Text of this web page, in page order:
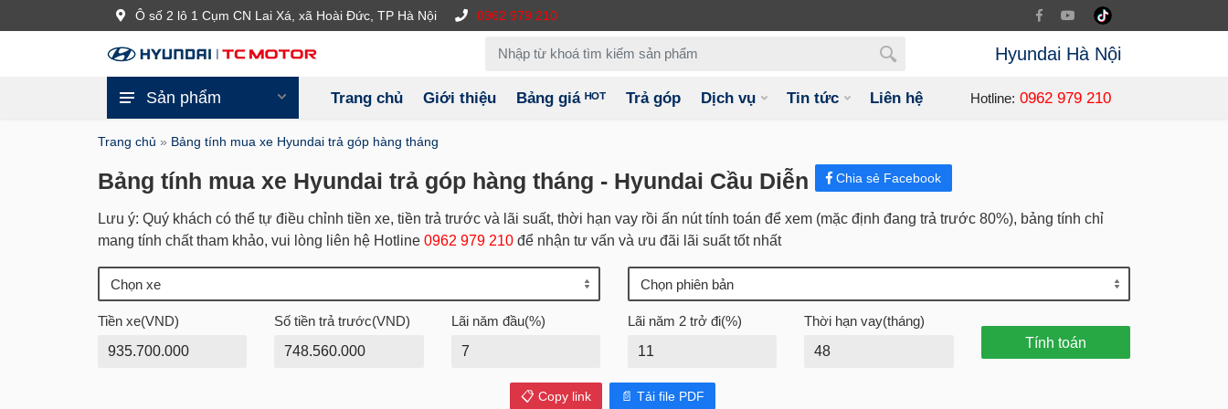
Ô số 2 lô 1 Cụm CN Lai Xá, xã Hoài Đức, TP Hà Nội 0962 979 210
Sản phẩm Trang chủ Giới thiệu Bảng giá ᴴᴼᵀ Trả góp Dịch vụ Tin tức Liên hệ Hotline: 0962 979 210
Hyundai Hà Nội
Trang chủ » Bảng tính mua xe Hyundai trả góp hàng tháng
Bảng tính mua xe Hyundai trả góp hàng tháng - Hyundai Cầu Diễn Chia sẻ Facebook
Lưu ý: Quý khách có thể tự điều chỉnh tiền xe, tiền trả trước và lãi suất, thời hạn vay rồi ấn nút tính toán để xem (mặc định đang trả trước 80%), bảng tính chỉ
mang tính chất tham khảo, vui lòng liên hệ Hotline 0962 979 210 để nhận tư vấn và ưu đãi lãi suất tốt nhất
Tiền xe(VND) Số tiền trả trước(VND) Lãi năm đầu(%) Lãi năm 2 trở đi(%)
Thời hạn vay(tháng)
Tính toán
📋 Copy link 📄 Tải file PDF